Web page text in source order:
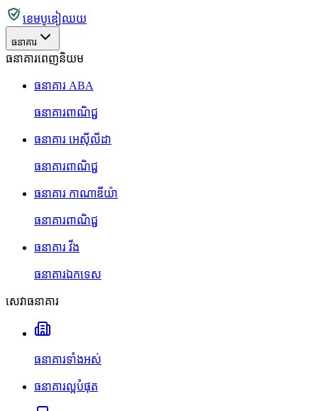
ខេមបូឌៀឈយ
ធនាគារ
ធនាគារពេញនិយម
ធនាគារ ABA
ធនាគារពាណិជ្ជ
ធនាគារ អេស៊ីលីដា
ធនាគារពាណិជ្ជ
ធនាគារ កាណាឌីយ៉ា
ធនាគារពាណិជ្ជ
ធនាគារ វីង
ធនាគារឯកទេស
សេវាធនាគារ
ធនាគារទាំងអស់
ធនាគារល្អបំផុត